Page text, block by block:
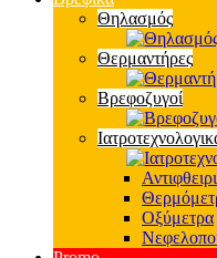
Θηλασμός
Θερμαντήρες
Βρεφοζυγοί
Οξύμετρα